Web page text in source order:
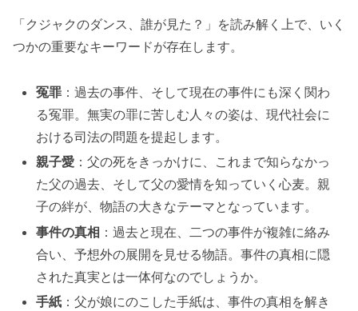
「クジャクのダンス、誰が見た？」を読み解く上で、いく
つかの重要なキーワードが存在します。
冤罪 ：過去の事件、そして現在の事件にも深く関わ
る冤罪。無実の罪に苦しむ人々の姿は、現代社会に
おける司法の問題を提起します。
親子愛 ：父の死をきっかけに、これまで知らなかっ
た父の過去、そして父の愛情を知っていく心麦。親
子の絆が、物語の大きなテーマとなっています。
事件の真相 ：過去と現在、二つの事件が複雑に絡み
合い、予想外の展開を見せる物語。事件の真相に隠
された真実とは一体何なのでしょうか。
手紙 ：父が娘にのこした手紙は、事件の真相を解き